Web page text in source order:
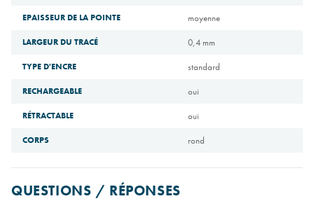
EPAISSEUR DE LA POINTE moyenne
LARGEUR DU TRACÉ 0,4 mm
TYPE D'ENCRE standard
RECHARGEABLE oui
RÉTRACTABLE oui
CORPS rond
QUESTIONS / RÉPONSES